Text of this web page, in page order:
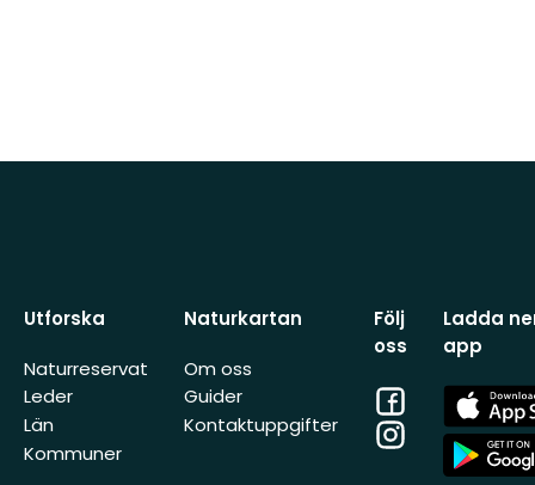
Utforska
Naturreservat
Leder
Län
Kommuner
Naturkartan
Om oss
Guider
Kontaktuppgifter
Följ
oss
Facebook
Instagram
Ladda
app
App
Store
App
Store